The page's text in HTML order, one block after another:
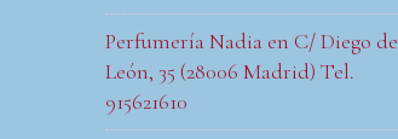
Perfumería Nadia en C/ Diego de
León, 35 (28006 Madrid) Tel.
915621610